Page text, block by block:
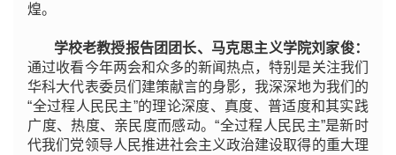
煌。
学校老教授报告团团长、马克思主义学院刘家俊：
通过收看今年两会和众多的新闻热点，特别是关注我们
华科大代表委员们建策献言的身影，我深深地为我们的
“全过程人民民主”的理论深度、真度、普适度和其实践
广度、热度、亲民度而感动。“全过程人民民主”是新时
代我们党领导人民推进社会主义政治建设取得的重大理